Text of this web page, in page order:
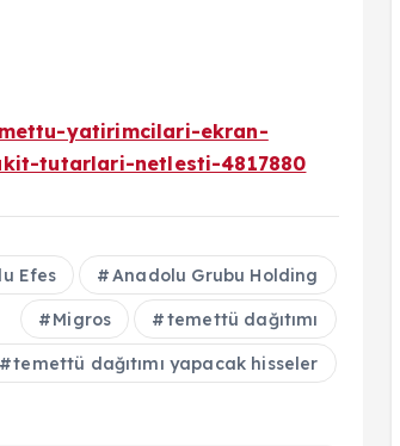
yatirimcilari-ekran-
tutarlari-netlesti-4817880
Efes Anadolu Grubu Holding
Migros temettü dağıtımı
temettü dağıtımı yapacak hisseler